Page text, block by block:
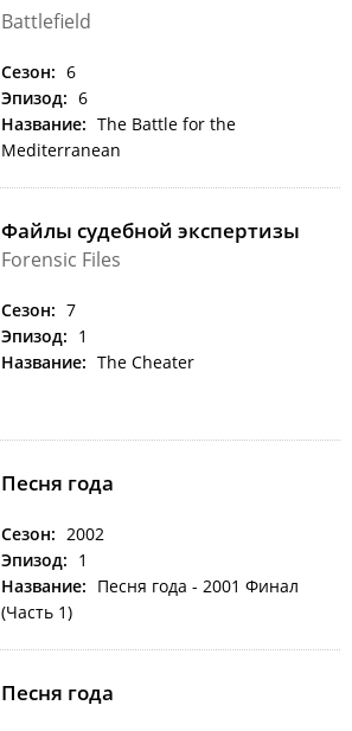
Battlefield
Сезон: 6
Эпизод: 6
Название: The Battle for the
Mediterranean
Файлы судебной экспертизы
Forensic Files
Сезон: 7
Эпизод: 1
Название: The Cheater
Песня года
Сезон: 2002
Эпизод: 1
Название: Песня года - 2001 Финал
(Часть 1)
Песня года